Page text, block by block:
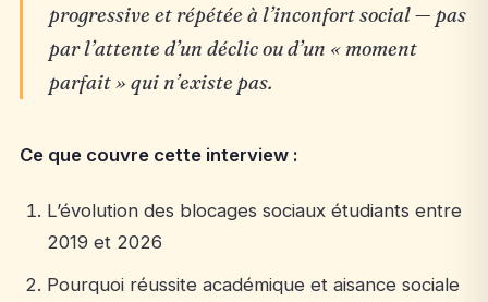
progressive et répétée à l’inconfort social — pas
par l’attente d’un déclic ou d’un « moment
parfait » qui n’existe pas.
Ce que couvre cette interview :
L’évolution des blocages sociaux étudiants entre
2019 et 2026
Pourquoi réussite académique et aisance sociale